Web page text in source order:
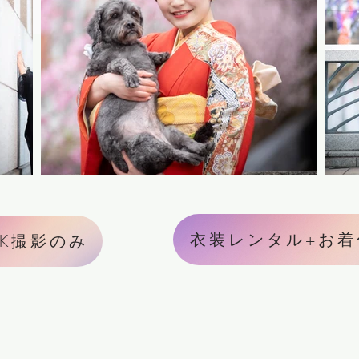
撮影のみ 衣装レンタル+お